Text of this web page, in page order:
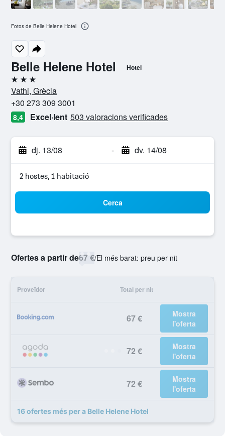
Belle Helene Hotel Hotel
3 estrelles
Vathi, Grècia
+30 273 309 3001
8,4 Excel·lent 503 valoracions verificades
dj. 13/08 - dv. 14/08
2 hostes, 1 habitació
Cerca
Ofertes a partir de67 €/El més barat: preu per nit
Proveïdor Total per nit
67 €
Mostra
l'oferta
72 €
Mostra
l'oferta
72 €
Mostra
l'oferta
16 ofertes més per a Belle Helene Hotel
Fotos de Belle Helene Hotel